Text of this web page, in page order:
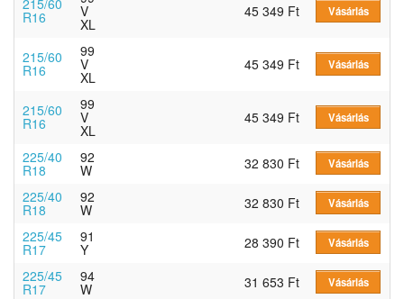
R16 V
XL
45 349 Ft Vásárlás
215/60
R16
99
V
XL
45 349 Ft Vásárlás
215/60
R16
99
V
XL
45 349 Ft Vásárlás
225/40
R18
92
W 32 830 Ft Vásárlás
225/40
R18
92
W 32 830 Ft Vásárlás
225/45
R17
91
Y 28 390 Ft Vásárlás
225/45
R17
94
W 31 653 Ft Vásárlás